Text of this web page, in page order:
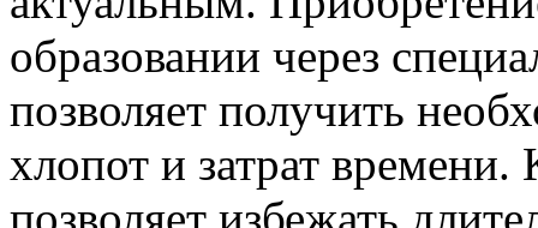
образовании через
позволяет получить
хлопот и затрат
позволяет избежать